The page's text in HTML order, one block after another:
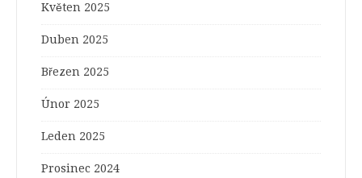
Květen 2025
Duben 2025
Březen 2025
Únor 2025
Leden 2025
Prosinec 2024